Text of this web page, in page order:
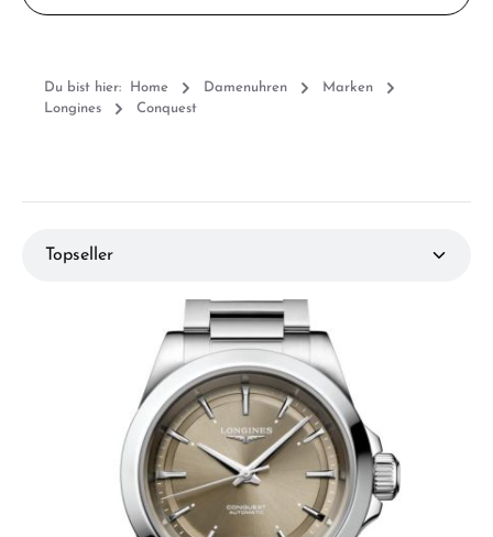
Du bist hier: Home Damenuhren
Marken
Longines
Conquest